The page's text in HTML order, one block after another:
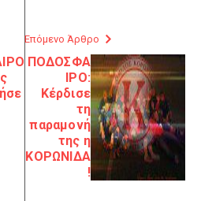
Επόμενο Άρθρο
ΠΟΔΟΣΦΑ
ΙΡΟ:
Κέρδισε
τη
παραμονή
της η
ΚΟΡΩΝΙΔΑ
!